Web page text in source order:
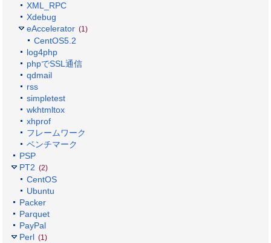
XML_RPC
Xdebug
eAccelerator (1)
CentOS5.2
log4php
phpでSSL通信
qdmail
rss
simpletest
wkhtmltox
xhprof
フレームワーク
ベンチマーク
PSP
PT2 (2)
CentOS
Ubuntu
Packer
Parquet
PayPal
Perl (1)